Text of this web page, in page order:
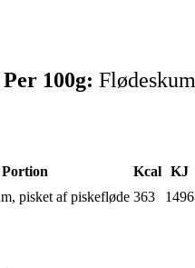
100g: Flødeskum
Portion Kcal KJ
pisket af piskefløde 363 1496